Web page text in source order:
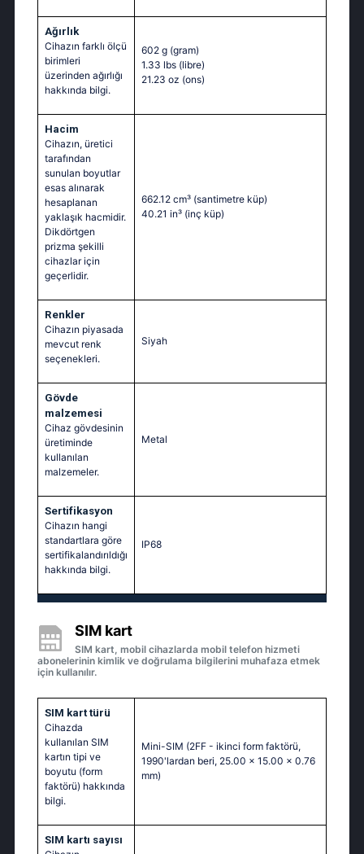
Ağırlık
Cihazın farklı ölçü
birimleri
üzerinden ağırlığı
hakkında bilgi.
602 g (gram)
1.33 lbs (libre)
21.23 oz (ons)
Hacim
Cihazın, üretici
tarafından
sunulan boyutlar
esas alınarak
hesaplanan
yaklaşık hacmidir.
Dikdörtgen
prizma şekilli
cihazlar için
geçerlidir.
662.12 cm³ (santimetre küp)
40.21 in³ (inç küp)
Renkler
Cihazın piyasada
mevcut renk
seçenekleri.
Siyah
Gövde
malzemesi
Cihaz gövdesinin
üretiminde
kullanılan
malzemeler.
Metal
Sertifikasyon
Cihazın hangi
standartlara göre
sertifikalandırıldığı
hakkında bilgi.
IP68
SIM kart
SIM kart, mobil cihazlarda mobil telefon hizmeti
abonelerinin kimlik ve doğrulama bilgilerini muhafaza etmek
için kullanılır.
SIM kart türü
Cihazda
kullanılan SIM
kartın tipi ve
boyutu (form
faktörü) hakkında
bilgi.
Mini-SIM (2FF - ikinci form faktörü,
1990'lardan beri, 25.00 x 15.00 x 0.76
mm)
SIM kartı sayısı